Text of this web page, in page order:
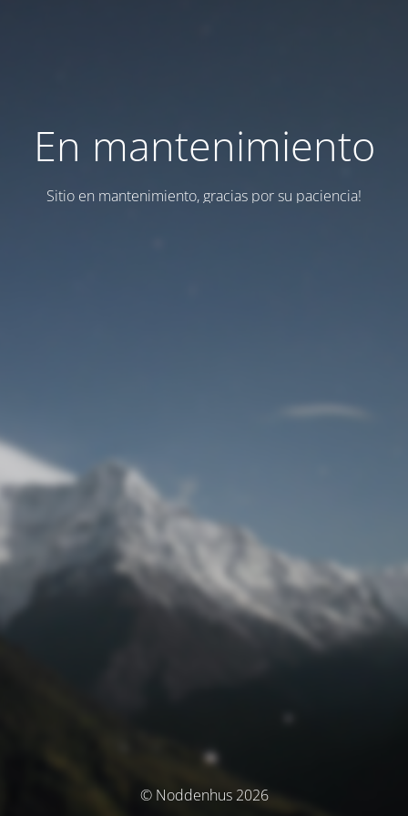
En mantenimiento
Sitio en mantenimiento, gracias por su paciencia!
© Noddenhus 2026